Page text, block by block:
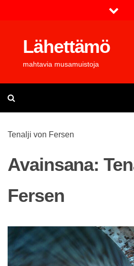
Lähettämö
mahtavia musamuistoja
Tenalji von Fersen
Avainsana:
Fersen